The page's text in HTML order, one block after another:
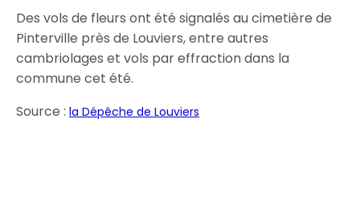
Des vols de fleurs ont été signalés au cimetière de
Pinterville près de Louviers, entre autres
cambriolages et vols par effraction dans la
commune cet été.
Source :la Dépêche de Louviers